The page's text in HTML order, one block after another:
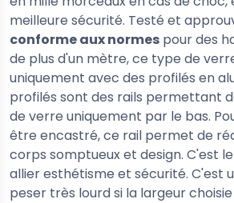
meilleure sécurité. Testé et
conforme aux normes pour des
de plus d'un mètre, ce type de
uniquement avec des profilés en
profilés sont des rails permettant
de verre uniquement par le bas.
être encastré, ce rail permet de
corps somptueux et design. C'est
allier esthétisme et sécurité. C'est
peser très lourd si la largeur